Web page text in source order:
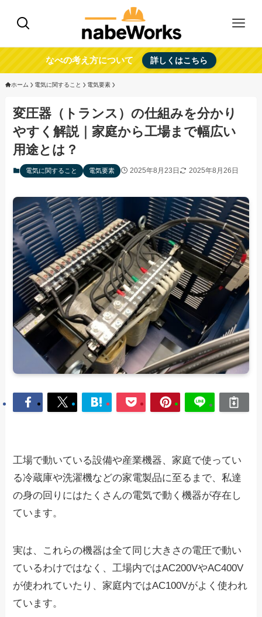
なべの考え方について 詳しくはこちら
ホーム 電気に関すること 電気要素
変圧器（トランス）の仕組みを分かり
やすく解説｜家庭から工場まで幅広い
用途とは？
電気に関すること 電気要素 2025年8月23日 2025年8月26日
工場で動いている設備や産業機器、家庭で使ってい
る冷蔵庫や洗濯機などの家電製品に至るまで、私達
の身の回りにはたくさんの電気で動く機器が存在し
ています。
実は、これらの機器は全て同じ大きさの電圧で動い
ているわけではなく、工場内ではAC200VやAC400V
が使われていたり、家庭内ではAC100Vがよく使われ
ています。